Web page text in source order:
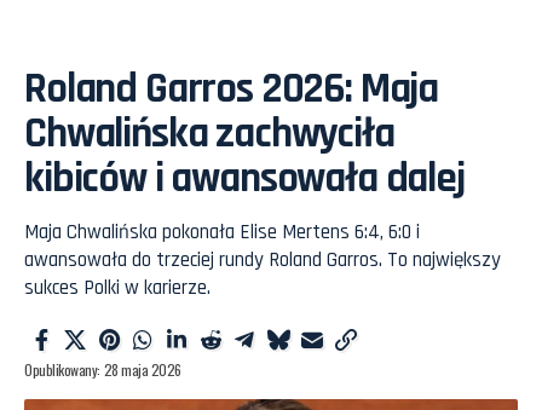
Roland Garros 2026: Maja
Chwalińska zachwyciła
kibiców i awansowała dalej
Maja Chwalińska pokonała Elise Mertens 6:4, 6:0 i
awansowała do trzeciej rundy Roland Garros. To największy
sukces Polki w karierze.
Opublikowany: 28 maja 2026